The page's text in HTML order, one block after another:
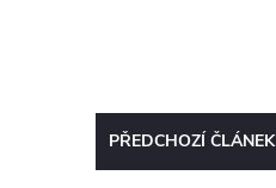
PŘEDCHOZÍ ČLÁNEK